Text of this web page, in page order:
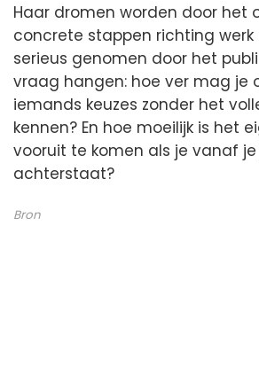
Haar dromen worden door het
concrete stappen richting
serieus genomen door het
vraag hangen: hoe ver mag je
iemands keuzes zonder het
kennen? En hoe moeilijk is het
vooruit te komen als je vanaf
achterstaat?
Bron